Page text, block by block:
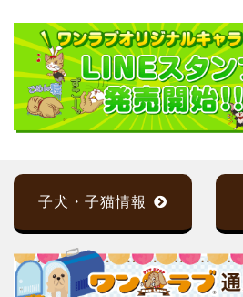
子犬・子猫情報